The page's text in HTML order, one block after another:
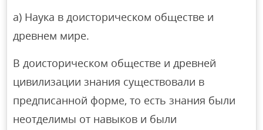
a) Наука в доисторическом обществе и
древнем мире.
В доисторическом обществе и древней
цивилизации знания существовали в
предписанной форме, то есть знания были
неотделимы от навыков и были